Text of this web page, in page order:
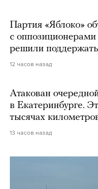
Партия «Яблоко»
с оппозиционерами
решили
12 часов назад
Атакован
в Екатеринбурге.
тысячах
13 часов назад